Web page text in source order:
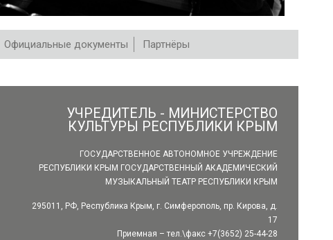
Официальные документы Партнёры
УЧРЕДИТЕЛЬ - МИНИСТЕРСТВО
КУЛЬТУРЫ РЕСПУБЛИКИ КРЫМ
ГОСУДАРСТВЕННОЕ АВТОНОМНОЕ УЧРЕЖДЕНИЕ
РЕСПУБЛИКИ КРЫМ ГОСУДАРСТВЕННЫЙ АКАДЕМИЧЕСКИЙ
МУЗЫКАЛЬНЫЙ ТЕАТР РЕСПУБЛИКИ КРЫМ
295011, РФ, Республика Крым, г. Симферополь, пр. Кирова, д.
17
Приемная – тел.\факс +7(3652) 25-44-28